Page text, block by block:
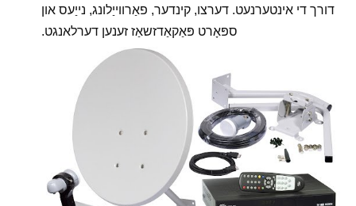
דורך די אינטערנעט. דערצו, קינדער, פאַרווייַלונג, נייַעס און
ספּאָרט פּאַקאַדזשאַז זענען דערלאנגט.